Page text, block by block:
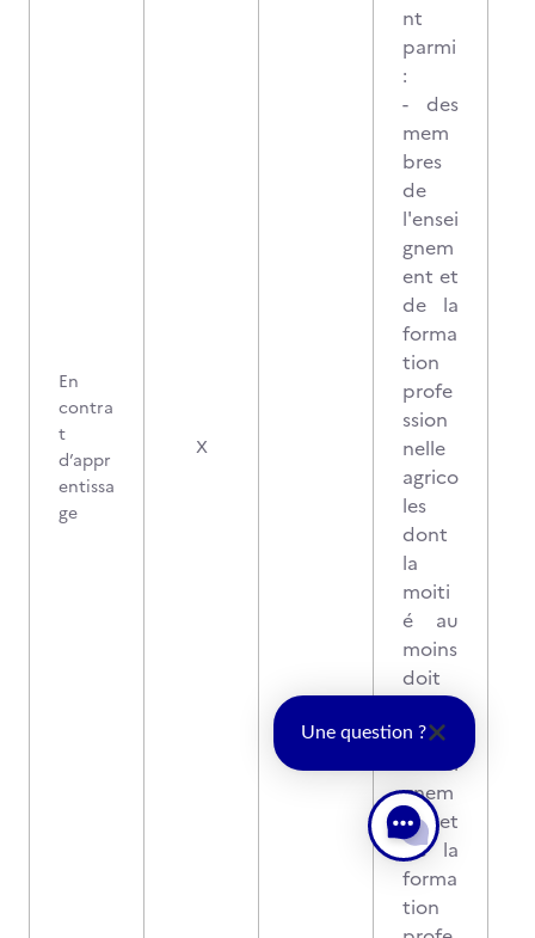
En
contra
t
d’appr
entissa
ge
X
nt
parmi
:
- des
mem
bres
de
l'ensei
gnem
ent et
de la
forma
tion
profe
ssion
nelle
agrico
les
dont
la
moiti
é au
moins
doit
releve
r de
l'ensei
gnem
ent et
de la
forma
tion
Une question ?